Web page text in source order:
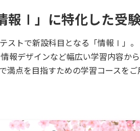
報Ⅰ」に特化した受
ストで新設科目となる「情報Ⅰ」。
報デザインなど幅広い学習内容か
点を目指すための学習コースをご